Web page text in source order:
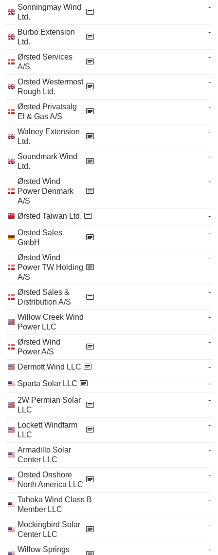
Sonningmay Wind
Ltd.
-
Burbo Extension
Ltd.
-
Ørsted Services
A/S
-
Orsted Westermost
Rough Ltd.
-
Ørsted Privatsalg
El & Gas A/S
-
Walney Extension
Ltd.
-
Soundmark Wind
Ltd.
-
Ørsted Wind
Power Denmark
A/S
-
Ørsted Taiwan Ltd.
-
Orsted Sales
GmbH
-
Ørsted Wind
Power TW Holding
A/S
-
Ørsted Sales &
Distribution A/S
-
Willow Creek Wind
Power LLC
-
Ørsted Wind
Power A/S
-
Dermott Wind LLC
-
Sparta Solar LLC
-
2W Permian Solar
LLC
-
Lockett Windfarm
LLC
-
Armadillo Solar
Center LLC
-
Orsted Onshore
North America LLC
-
Tahoka Wind Class B
Member LLC
-
Mockingbird Solar
Center LLC
-
Willow Springs
-